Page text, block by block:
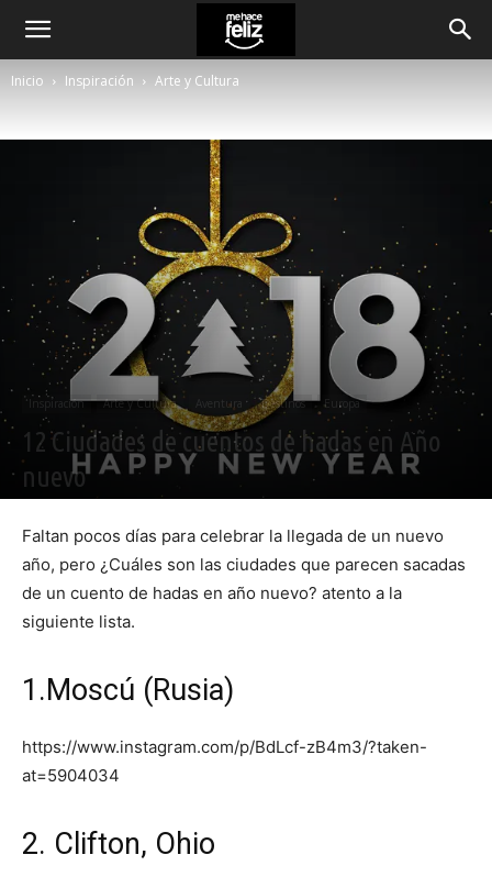
Inicio Inspiración Arte y Cultura
Inspiración Arte y Cultura Aventura Destinos Europa
12 Ciudades de cuentos de hadas en Año
nuevo
Faltan pocos días para celebrar la llegada de un nuevo
año, pero ¿Cuáles son las ciudades que parecen sacadas
de un cuento de hadas en año nuevo? atento a la
siguiente lista.
1.Moscú (Rusia)
https://www.instagram.com/p/BdLcf-zB4m3/?taken-
at=5904034
2. Clifton, Ohio